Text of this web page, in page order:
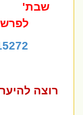
שבת'
רוצה